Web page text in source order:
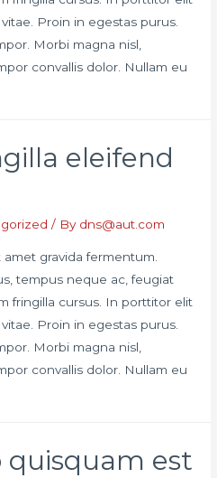
Proin in egestas purus.
Morbi magna nisl,
convallis dolor. Nullam eu
eleifend
/ By dns@aut.com
gravida fermentum.
tempus neque ac, feugiat
fringilla cursus. In porttitor elit
Proin in egestas purus.
Morbi magna nisl,
convallis dolor. Nullam eu
quisquam est